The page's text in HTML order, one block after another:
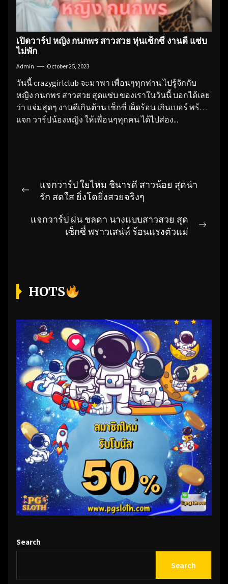
เปิดวาร์ป หญิง กนกพร สาวสวย หุ่นเซ็กซี่ งานดี แซ่บ
ไม่พัก
Admin October 25, 2023
วันนี้ crazygirlclub จะมาพา เพื่อนๆทุกท่าน ไปรู้จักกับ
หญิง กนกพร สาวสวย สุดแซ่บ ของเราในวันนี้ บอกได้เลย
ว่า แจ่มสุดๆ งานดีเกินต้าน เซ็กซี่ เผ็ดร้อน เกินเบอร์ พร้อม
แจก วาร์ปน้องหญิง ให้เพื่อนๆทุกคน ได้ไปส่อง...
Post
navigation
Previous
แจกวาร์ป ใยไหม ชินารดี สาวน้อย สุดน่า
รัก สดใส ยิ่งโตยิ่งสวยจริงๆ
แจกวาร์ป ฝน ชลดา นางแบบสาวสวย สุด
เซ็กซี่ พราวเสน่ห์ ร้อนแรงตัวแม่
HOTS
Search
Search